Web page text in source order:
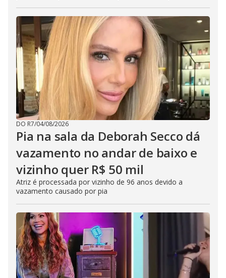
DO R7/04/08/2026
Pia na sala da Deborah Secco dá
vazamento no andar de baixo e
vizinho quer R$ 50 mil
Atriz é processada por vizinho de 96 anos devido a
vazamento causado por pia